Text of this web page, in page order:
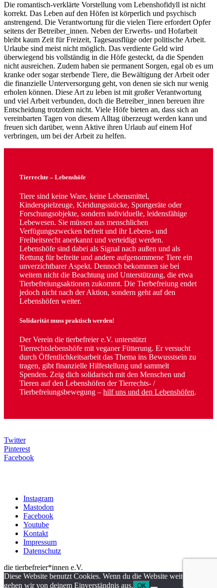
Die romantisch-verklärte Vorstellung vom Lebenshofidyll ist nicht
korrekt. Das Leben auf den Höfen ist körperlich und psychisch
anstrengend. Die Verantwortung für die vielen Tiere erfordert Opfer
seitens der Betreiber_innen. Neben der Erwerbs- und Hofarbeit
bleibt kaum Zeit für Freizeit, Tagesausflüge oder politische Arbeit.
Urlaube sind meist nicht möglich. Das verdiente Geld wird
überwiegend bis vollständig in die Höfe gesteckt, da die Spenden
nicht ausreichen. Zudem haben sie permanent Sorgen, egal ob es um
kranke oder sogar sterbende Tiere, die Bewältigung der Arbeit oder
die finanzielle Unterversorgung geht, von denen sie sich nur wenig
erholen können. Diese Art zu leben ist mit großer Verantwortung
und viel Arbeit verbunden, doch die Betreiber_innen bereuen ihre
Entscheidung trotzdem nicht. Viele Höfe bieten an, dass sich an
vereinbarten Tagen von diesem Alltag überzeugt werden kann und
freuen sich darüber, wenn Aktive ihren Urlaub auf einem Hof
verbringen, um bei der Arbeit zu helfen.
Tierrechte – Lebenshöfe
Tiere sind keine Ware, keine Lebensmittel,
Kinderspielzeuge, Kleidungsstücke, Sportgeräte oder
Forschungsobjekte, sondern individuelle, leidensfähige
Lebewesen. Sie müssen aus menschlichen
Verfügungszwecken befreit und ihr Lebens- und
Freiheitsrecht anerkannt und verteidigt werden.
Lebenshöfe sind dabei als Signal nach außen und als
Rettung für befreite und andere aufgenommene Tiere ein
unverzichtbarer Aspekt. Dennoch bekommen sie bei
weitem nicht die Beachtung und Unterstützung, die etwa
Tierbefreiungsaktionen zukommt. Die Tierbefreiung endet
jedoch nicht nach der Aktion, sondern geht auf den
Lebenshöfen weiter.
Solidarität muss praktisch werden!
Der Verein die tierbefreier e.V. unterstützt
Tierrechtslebenshöfe mit veganer Fütterung. Er versucht
durch Öffentlichkeitsarbeit das Thema ins Bewusstsein zu
tragen, gibt finanzielle Hilfestellung und sammelt
Spenden. Zeig dich solidarisch mit den Menschen und
Tieren auf den Lebenshöfen der Tierrechts- /
Tierbefreiungsbewegung –hilf uns und den Lebenshöfen.
Twitter
Pinterest
Facebook
Instagram
Mastodon
Facebook
Youtube
Kontakt
Impressum
Datenschutz
die tierbefreier*innen e.V.
Diese Website benutzt Cookies. Wenn du die Website weiter nutzt,
gehen wir von deinem Einverständnis aus. OK